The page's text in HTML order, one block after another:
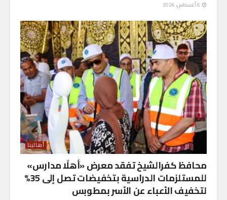
أهالينا
محافظ كفرالشيخ تفقد معرض «أهلًا مدارس»
للمستلزمات الدراسية بتخفيضات تصل إلى 35%
لتخفيف الأعباء عن الأسر بمطوبس